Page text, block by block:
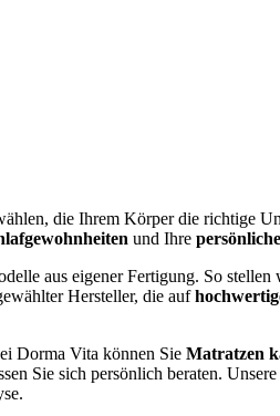
die Ihrem Körper die richtige
und Ihre
aus eigener Fertigung. So
Hersteller, die auf
Dorma Vita können Sie Matratzen
Sie sich persönlich beraten.